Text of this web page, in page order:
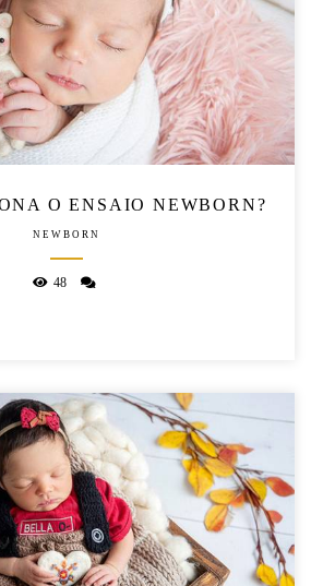
O ENSAIO NEWBORN?
NEWBORN
48